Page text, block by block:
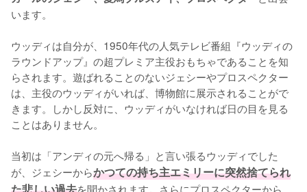
います。
ウッディは自分が、1950年代の人気テレビ番組『ウッディの
ラウンドアップ』の超プレミア主役おもちゃであることを知
らされます。遊ばれることのないジェシーやプロスペクター
は、主役のウッディがいれば、博物館に展示されることがで
きます。しかし反対に、ウッディがいなければ日の目を見る
ことはありません。
当初は「アンディの元へ帰る」と言い張るウッディでした
が、ジェシーからかつての持ち主エミリーに突然捨てられ
た悲しい過去を聞かされます。さらにプロスペクターから